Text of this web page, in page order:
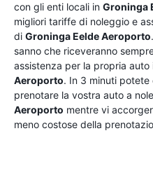
con gli enti locali in Groninga
migliori tariffe di noleggio e
di Groninga Eelde Aeroporto
sanno che riceveranno
assistenza per la propria auto
Aeroporto. In 3 minuti
prenotare la vostra auto a
Aeroporto mentre vi
meno costose della